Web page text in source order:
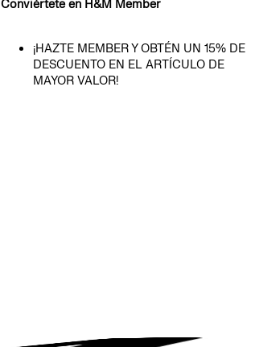
Conviértete en H&M Member
¡HAZTE MEMBER Y OBTÉN UN 15% DE
DESCUENTO EN EL ARTÍCULO DE
MAYOR VALOR!